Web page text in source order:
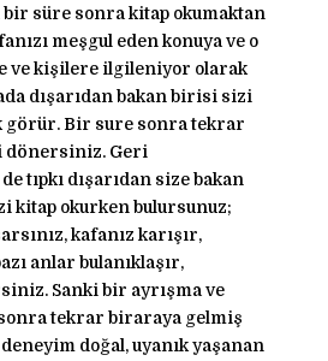
süre sonra kitap okumaktan
meşgul eden konuya ve o
ve kişilere ilgileniyor olarak
dışarıdan bakan birisi sizi
görür. Bir sure sonra tekrar
dönersiniz. Geri
tıpkı dışarıdan size bakan
kitap okurken bulursunuz;
kafanız karışır,
anlar bulanıklaşır,
Sanki bir ayrışma ve
sonra tekrar biraraya gelmiş
doğal, uyanık yaşanan